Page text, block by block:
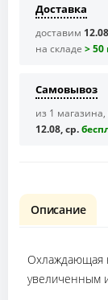
Доставка
доставим
на складе >
Самовывоз
из 1
12.08, ср.
Описание
Охлаждающая
увеличенным